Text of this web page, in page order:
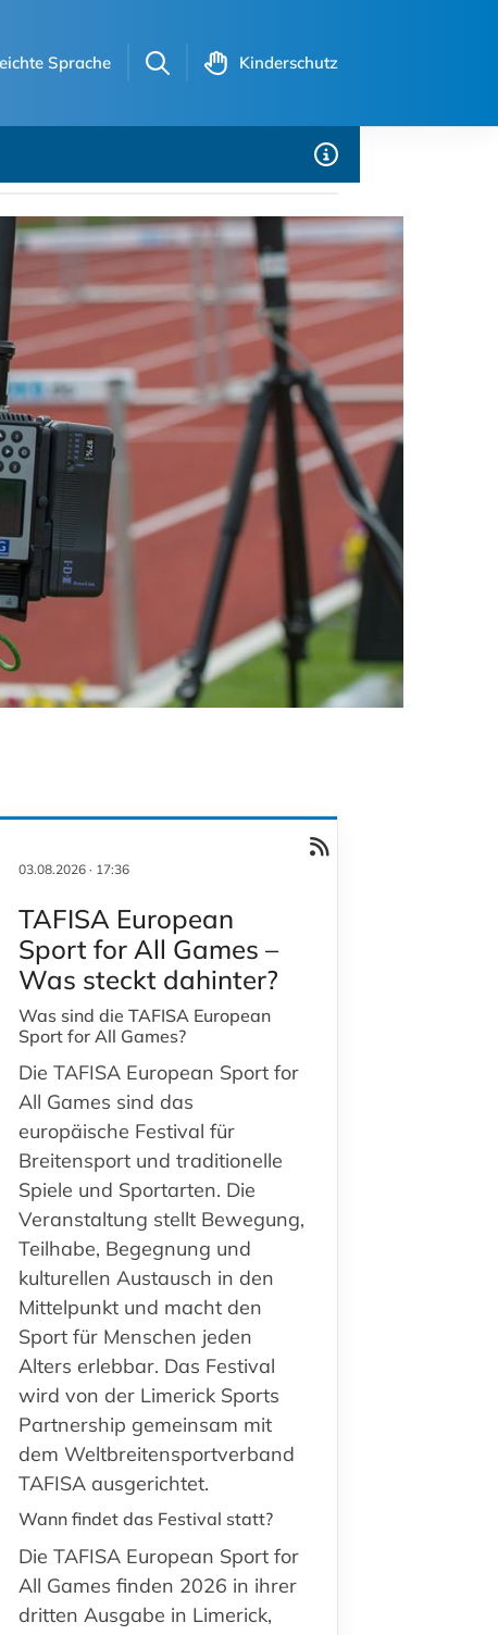
Sprache Kinderschutz
03.08.2026 · 17:36
TAFISA European
Sport for All Games –
Was steckt dahinter?
Was sind die TAFISA European
Sport for All Games?
Die TAFISA European Sport for
All Games sind das
europäische Festival für
Breitensport und traditionelle
Spiele und Sportarten. Die
Veranstaltung stellt Bewegung,
Teilhabe, Begegnung und
kulturellen Austausch in den
Mittelpunkt und macht den
Sport für Menschen jeden
Alters erlebbar. Das Festival
wird von der Limerick Sports
Partnership gemeinsam mit
dem Weltbreitensportverband
TAFISA ausgerichtet.
Wann findet das Festival statt?
Die TAFISA European Sport for
All Games finden 2026 in ihrer
dritten Ausgabe in Limerick,